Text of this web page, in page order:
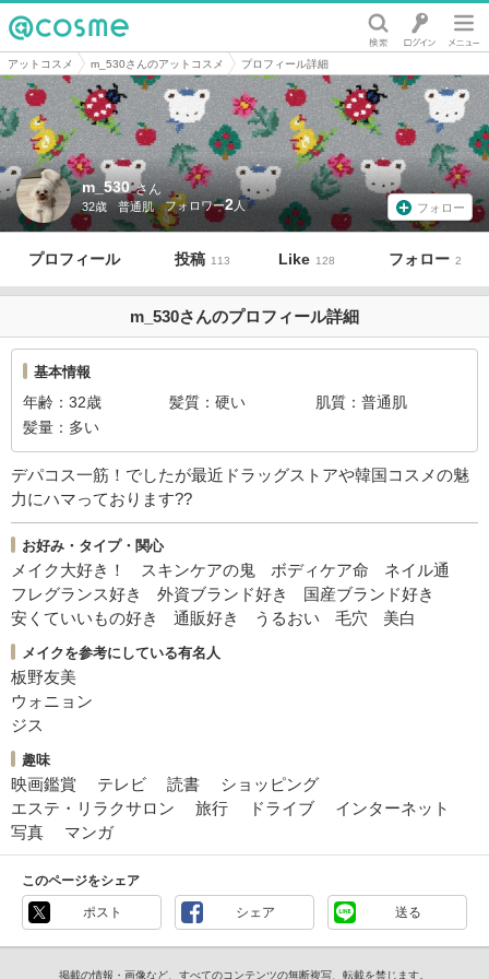
@cosme
アットコスメ m_530さんのアットコスメ プロフィール詳細
m_530 さん
32歳 普通肌 2 フォロー
プロフィール 投稿 113 Like 128 フォロー 2
m_530さんのプロフィール詳細
基本情報
年齢 32歳 髪質 硬い 肌質
普通肌
髪量
多い
デパコス一筋！でしたが最近ドラッグストアや韓国コスメの魅
力にハマっております??
お好み・タイプ・関心
メイク大好き！ スキンケアの鬼 ボディケア命
ネイル通
フレグランス好き
外資ブランド好き
国産ブランド好き
安くていいもの好き
通販好き うるおい 毛穴 美白
メイクを参考にしている有名人
板野友美
ウォニョン
ジス
趣味
映画鑑賞 テレビ 読書
ショッピング
エステ・リラクサロン
旅行 ドライブ
インターネット
写真
マンガ
このページをシェア
ポスト シェア 送る
掲載の情報・画像など、すべてのコンテンツの無断複写、転載を禁じます。